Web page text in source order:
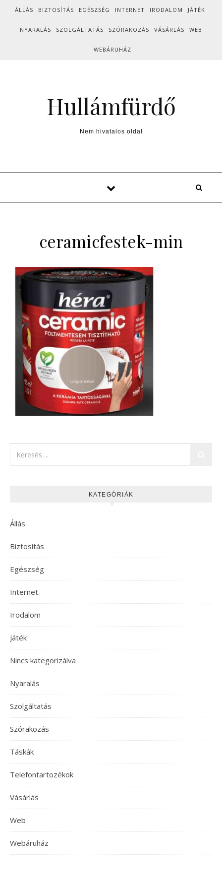
Skip to content
ÁLLÁS BIZTOSÍTÁS EGÉSZSÉG INTERNET IRODALOM JÁTÉK
NYARALÁS SZOLGÁLTATÁS SZÓRAKOZÁS VÁSÁRLÁS WEB
WEBÁRUHÁZ
Hullámfürdő
Nem hivatalos oldal
ceramicfestek-min
KATEGÓRIÁK
Állás
Biztosítás
Egészség
Internet
Irodalom
Játék
Nincs kategorizálva
Nyaralás
Szolgáltatás
Szórakozás
Táskák
Telefontartozékok
Vásárlás
Web
Webáruház